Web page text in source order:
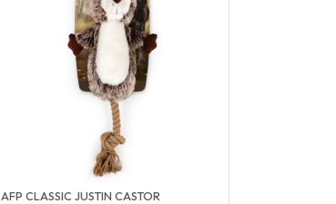
AFP CLASSIC JUSTIN CASTOR